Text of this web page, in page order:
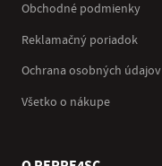
Obchodné podmienky
Reklamačný poriadok
Ochrana osobných údajov
Všetko o nákupe